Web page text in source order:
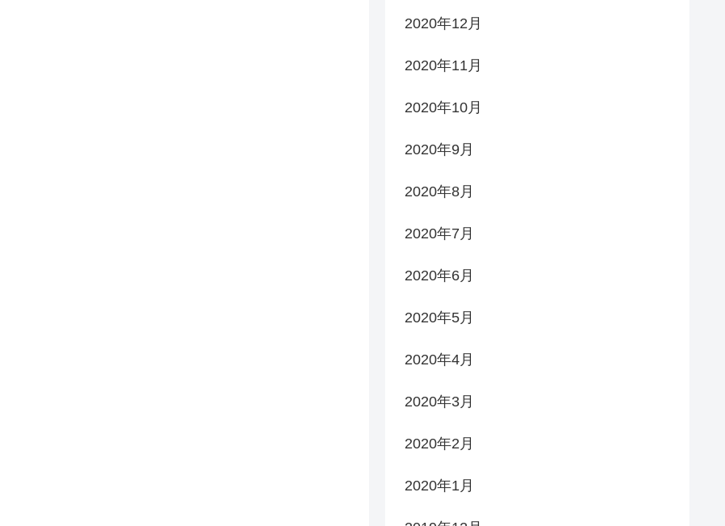
2020年12月
2020年11月
2020年10月
2020年9月
2020年8月
2020年7月
2020年6月
2020年5月
2020年4月
2020年3月
2020年2月
2020年1月